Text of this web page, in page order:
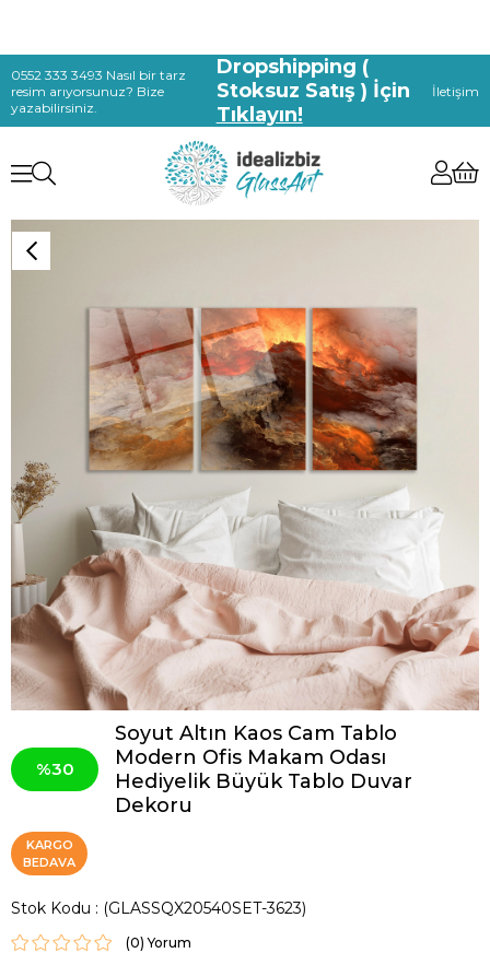
0552 333 3493 Nasıl bir tarz
resim arıyorsunuz? Bize
yazabilirsiniz.
Dropshipping (
Stoksuz Satış ) İçin
Tıklayın!
İletişim
30
Soyut Altın Kaos Cam Tablo
Modern Ofis Makam Odası
Hediyelik Büyük Tablo Duvar
Dekoru
KARGO
BEDAVA
Stok Kodu (GLASSQX20540SET-3623)
(0)